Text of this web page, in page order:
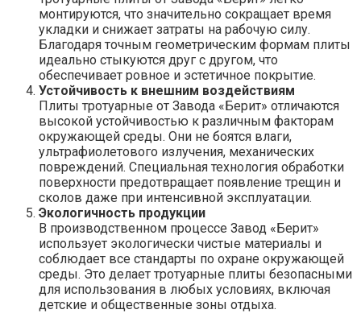
монтируются, что значительно сокращает время
укладки и снижает затраты на рабочую силу.
Благодаря точным геометрическим формам плиты
идеально стыкуются друг с другом, что
обеспечивает ровное и эстетичное покрытие.
Устойчивость к внешним воздействиям
Плиты тротуарные от Завода «Берит» отличаются
высокой устойчивостью к различным факторам
окружающей среды. Они не боятся влаги,
ультрафиолетового излучения, механических
повреждений. Специальная технология обработки
поверхности предотвращает появление трещин и
сколов даже при интенсивной эксплуатации.
Экологичность продукции
В производственном процессе Завод «Берит»
использует экологически чистые материалы и
соблюдает все стандарты по охране окружающей
среды. Это делает тротуарные плиты безопасными
для использования в любых условиях, включая
детские и общественные зоны отдыха.